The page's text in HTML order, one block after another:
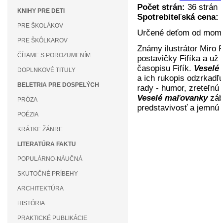
KNIHY PRE DETI
PRE ŠKOLÁKOV
PRE ŠKÔLKAROV
ČÍTAME S POROZUMENÍM
DOPLNKOVÉ TITULY
BELETRIA PRE DOSPELÝCH
PRÓZA
POÉZIA
KRÁTKE ŽÁNRE
LITERATÚRA FAKTU
POPULÁRNO-NÁUČNÁ
SKUTOČNÉ PRÍBEHY
ARCHITEKTÚRA
HISTÓRIA
PRAKTICKÉ PUBLIKÁCIE
Počet strán: 36 strán
Spotrebiteľská cena:
Určené deťom od
Známy ilustrátor Miro
postavičky Fifíka a
časopisu Fifík.
a ich rukopis
rady - humor,
Veselé maľovanky
predstavivosť a